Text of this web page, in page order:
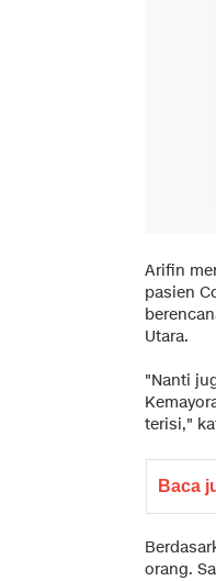
Arifin
pasien
Utara.
"Nanti
terisi,"
Baca
orang.